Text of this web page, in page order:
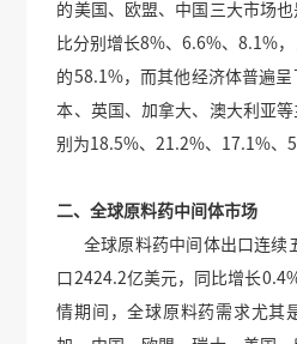
的美国、欧盟、中国三大市场
比分别增长8%、6.6%、8.1%
的58.1%，而其他经济体普遍
本、英国、加拿大、澳大利亚
别为18.5%、21.2%、17.1%、
二、全球原料药中间体市场
全球原料药中间体出口连续
口2424.2亿美元，同比增长
情期间，全球原料药需求尤其